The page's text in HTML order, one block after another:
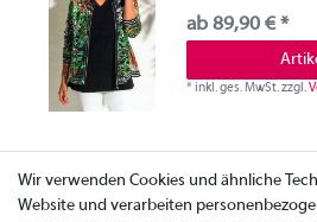
ab 89,90 € *
*inkl. ges. MwSt.zzgl.
Wir verwenden Cookies und ähnliche
Website und verarbeiten